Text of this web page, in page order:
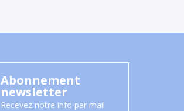
Abonnement
newsletter
Recevez notre info par mail